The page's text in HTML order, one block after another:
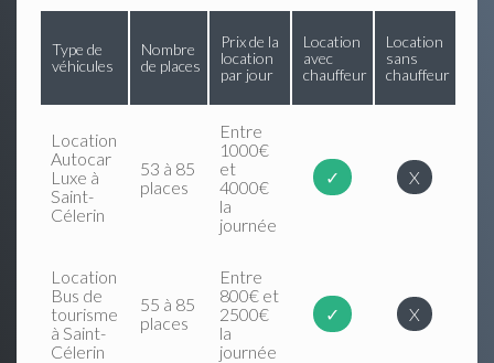
Type de
véhicules
Nombre
de places
Prix de la
location
par jour
Location
avec
chauffeur
Location
sans
chauffeur
Location
Autocar
Luxe à
Saint-
Célerin
53 à 85
places
Entre
1000€
et
4000€
la
journée
✓ X
Location
Bus de
tourisme
à Saint-
Célerin
55 à 85
places
Entre
800€ et
2500€
la
journée
✓ X